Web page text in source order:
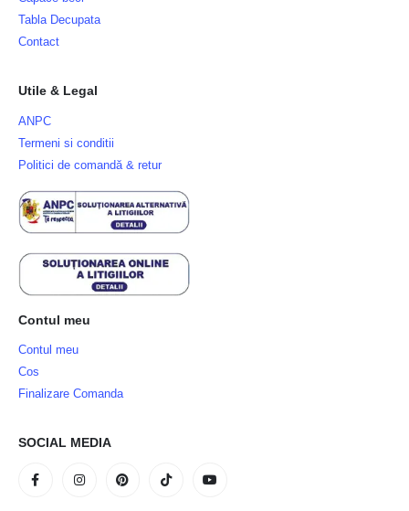
Tabla Decupata
Contact
Utile & Legal
ANPC
Termeni si conditii
Politici de comandă & retur
Contul meu
Contul meu
Cos
Finalizare Comanda
SOCIAL MEDIA